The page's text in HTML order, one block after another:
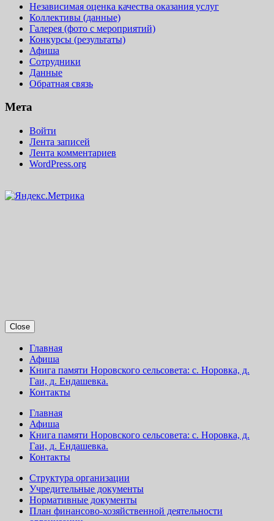
Независимая оценка качества оказания услуг
Коллективы (данные)
Галерея (фото с мероприятий)
Конкурсы (результаты)
Афиша
Сотрудники
Данные
Обратная связь
Мета
Войти
Лента записей
Лента комментариев
WordPress.org
Close
Главная
Афиша
Книга памяти Норовского сельсовета: с. Норовка, д.
Гаи, д. Ендашевка.
Контакты
Главная
Афиша
Книга памяти Норовского сельсовета: с. Норовка, д.
Гаи, д. Ендашевка.
Контакты
Структура организации
Учредительные документы
Нормативные документы
План финансово-хозяйственной деятельности